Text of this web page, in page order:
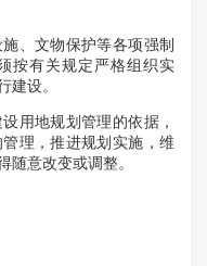
、文物保护等各项强制
按有关规定严格组织实
建设。
地规划管理的依据，
理，推进规划实施，维
随意改变或调整。